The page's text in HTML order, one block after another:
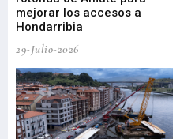
mejorar los accesos a
Hondarribia
29-Julio-2026